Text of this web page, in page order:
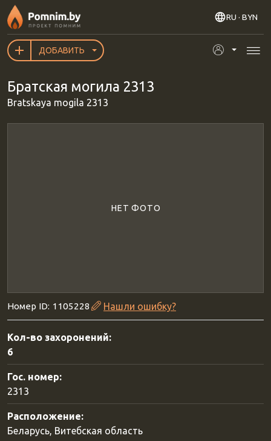
Перейти к основному содержанию
RU · BYN
ДОБАВИТЬ
Братская могила 2313
Bratskaya mogila 2313
НЕТ ФОТО
Номер ID: 1105228 Нашли ошибку?
Кол-во захоронений:
6
Гос. номер:
2313
Расположение:
Беларусь, Витебская область